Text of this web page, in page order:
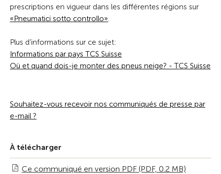
prescriptions en vigueur dans les différentes régions sur
«Pneumatici sotto controllo».
Plus d’informations sur ce sujet:
Informations par pays TCS Suisse
Où et quand dois-je monter des pneus neige? - TCS Suisse
Souhaitez-vous recevoir nos communiqués de presse par
e-mail ?
À télécharger
Ce communiqué en version PDF (PDF, 0.2 MB)